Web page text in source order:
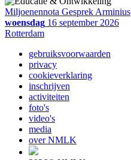
Miljoenennota Gesprek Arminius
woensdag 16 september 2026
Rotterdam
gebruiksvoorwaarden
privacy
cookieverklaring
inschrijven
activiteiten
foto's
video's
media
over NMLK